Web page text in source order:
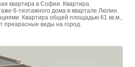
квартира в Софии. Квартира
6-тиэтажного дома в квартале Люлин.
Квартира общей площадью 61 кв.м.,
преарасные виды на город.